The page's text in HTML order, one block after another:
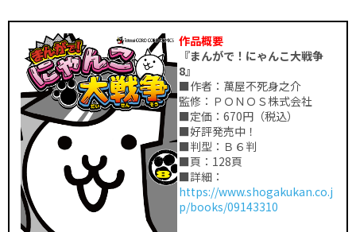
作品概要
『まんがで！にゃんこ大戦争
8』
■作者：萬屋不死身之介
監修：ＰＯＮＯＳ株式会社
■定価：670円（税込）
■好評発売中！
■判型：Ｂ６判
■頁：128頁
■詳細：
https://www.shogakukan.co.j
p/books/09143310